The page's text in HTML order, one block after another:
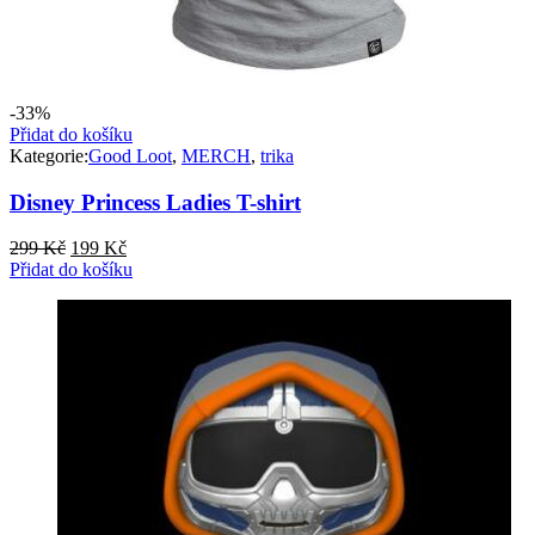
-33%
Přidat do košíku
Kategorie:Good Loot, MERCH, trika
Disney Princess Ladies T-shirt
299Kč Původní
cena
199 KčAktuální
cena
Přidat do košíku